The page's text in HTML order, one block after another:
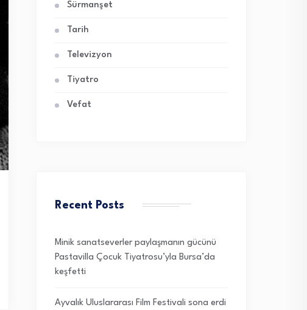
Sürmanşet
Tarih
Televizyon
Tiyatro
Vefat
Recent Posts
Minik sanatseverler paylaşmanın gücünü
Pastavilla Çocuk Tiyatrosu’yla Bursa’da
keşfetti
Ayvalık Uluslararası Film Festivali sona erdi